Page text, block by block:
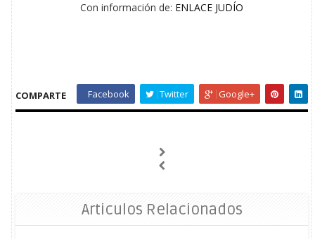
Con información de: ENLACE JUDÍO
COMPARTE Facebook Twitter Google+
Articulos Relacionados